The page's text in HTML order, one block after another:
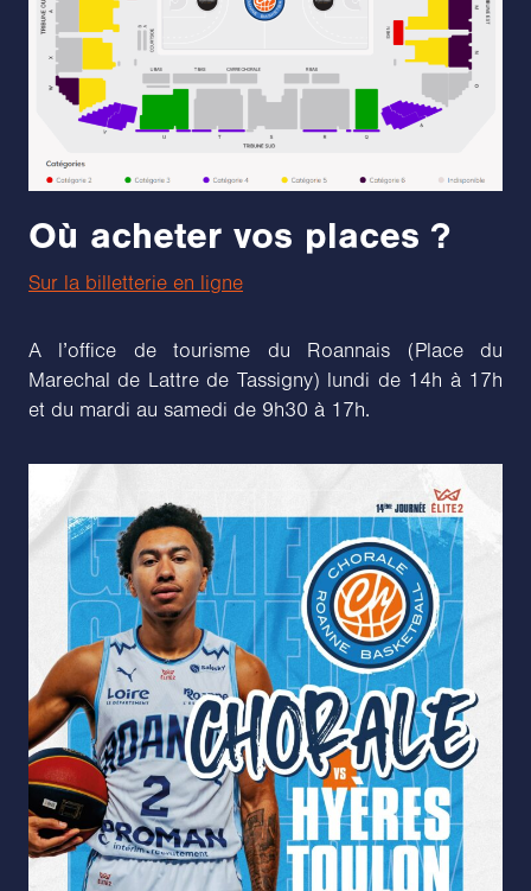
Où acheter vos places ?
Sur la billetterie en ligne
A l’office de tourisme du Roannais (Place du
Marechal de Lattre de Tassigny) lundi de 14h à 17h
et du mardi au samedi de 9h30 à 17h.